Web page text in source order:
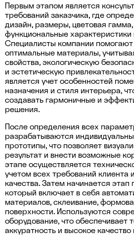
Первым этапом является
требований заказчика, где
дизайн, размеры, цветовая гамма,
функциональные характеристики
Специалисты компании
оптимальные материалы,
свойства, экологическую
и эстетическую
является учет особенностей
назначения и стиля интерьера,
создавать гармоничные и
решения.
После определения всех
разрабатываются
прототипы, что позволяет
результат и внести возможные
этапе осуществляется
учетом всех требований клиента
качества. Затем начинается этап
который включает в себя
материалов, склеивание,
поверхности. Используются
оборудование, что обеспечивает
аккуратность и высокое